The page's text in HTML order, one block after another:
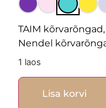
TAIM
Nendel
1 laos
Lisa korvi